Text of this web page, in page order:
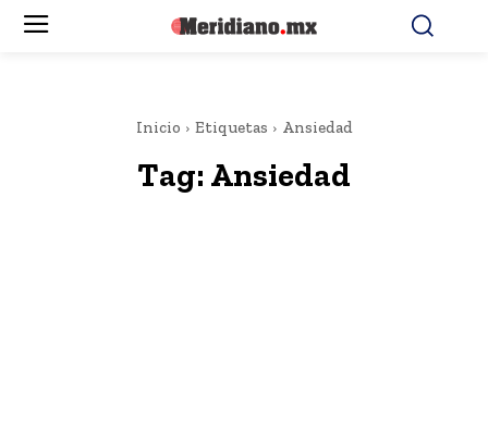
Inicio Etiquetas Ansiedad
Tag: Ansiedad